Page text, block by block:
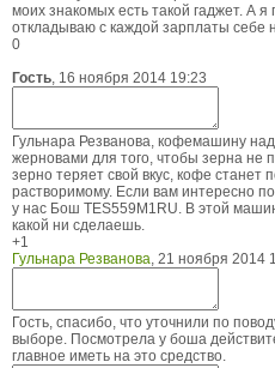
моих знакомых есть такой гаджет. А я
откладываю с каждой зарплаты себе
0
Гость, 16 ноября 2014 19:23
Гульнара Резванова, кофемашину
жерновами для того, чтобы зерна не
зерно теряет свой вкус, кофе станет
растворимому. Если вам интересно
у нас Бош TES559M1RU. В этой
какой ни сделаешь.
+1
Гульнара Резванова, 21 ноября 2014
Гость, спасибо, что уточнили по
выборе. Посмотрела у боша
главное иметь на это средство.